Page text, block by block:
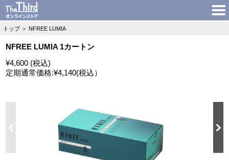
トップ ＞ NFREE LUMIA
NFREE LUMIA 1カートン
¥4,600 (税込)
定期通常価格:¥4,140(税込）